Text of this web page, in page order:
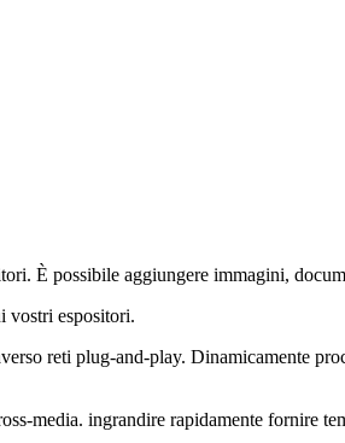
È possibile aggiungere immagini,
vostri espositori.
reti plug-and-play. Dinamicamente
media. ingrandire rapidamente fornire